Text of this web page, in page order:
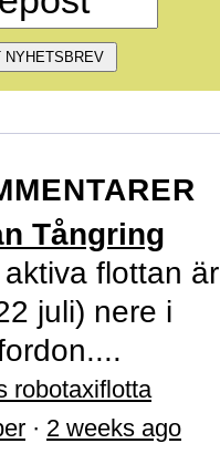
Tångring
flottan är
juli) nere i
robotaxiflotta
· 2 weeks ago